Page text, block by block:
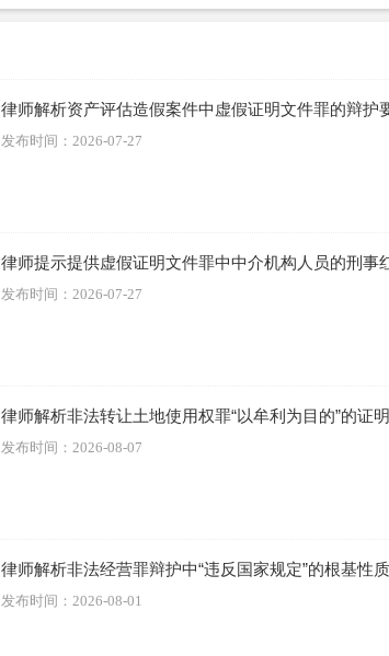
，那么被卷入刑事风险的概率将急剧升高：
处的岗位直接涉及公司的核心违法业务。例如，
计话术、与客户沟通、实施诱骗
罪实行行为的一部分。
公司的技术员、程序员
资、网络赌博的APP、网站或后台系统。技术中
可能构成共同犯罪或帮信罪。
，通过多个账户“走账”、洗白。这种行为极易涉
律师解析资产评估造假案件中虚假证明文件罪的辩护
发布时间：2026-07-27
律师提示提供虚假证明文件罪中中介机构人员的刑事
发布时间：2026-07-27
律师解析非法转让土地使用权罪“以牟利为目的”的证明
发布时间：2026-08-07
律师解析非法经营罪辩护中“违反国家规定”的根基性质
发布时间：2026-08-01